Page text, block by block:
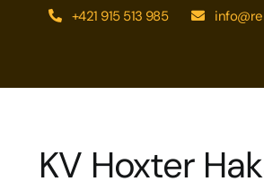
+421 915 513 985
KV Hoxter